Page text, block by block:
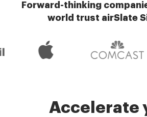
Forward-thinking
world trust airSlate
Accelerate